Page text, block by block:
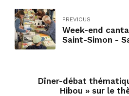
PREVIOUS
Week-end
Saint-Simon -
Dîner-débat
Hibou » sur le